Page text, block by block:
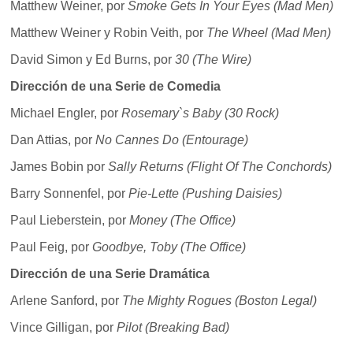
Matthew Weiner, porSmoke Gets In Your Eyes (Mad Men)
Matthew Weiner y Robin Veith, por The Wheel (Mad Men)
David Simon y Ed Burns, por30 (The Wire)
Dirección de una Serie de Comedia
Michael Engler, porRosemary`s Baby (30 Rock)
Dan Attias, porNo Cannes Do (Entourage)
James Bobin porSally Returns (Flight Of The Conchords)
Barry Sonnenfel, porPie-Lette (Pushing Daisies)
Paul Lieberstein, porMoney (The Office)
Paul Feig, porGoodbye, Toby (The Office)
Dirección de una Serie Dramática
Arlene Sanford, por The Mighty Rogues (Boston Legal)
Vince Gilligan, porPilot (Breaking Bad)